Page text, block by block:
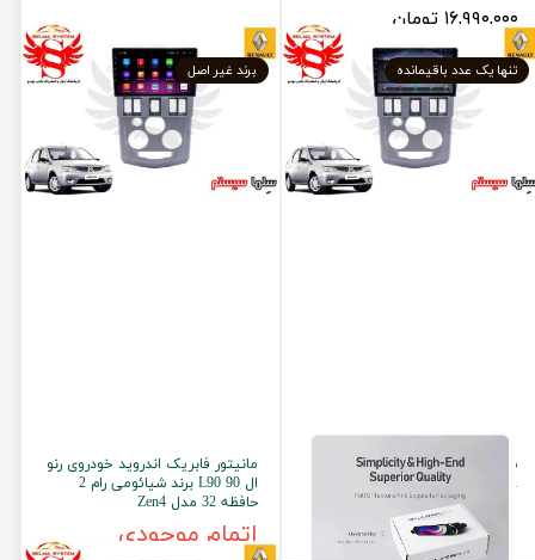
۱۶,۹۹۰,۰۰۰ تومان
مانیتور برند دایموند کلاسیک مدل
Diamond Classic C1
اتمام موجودی
تنها یک عدد باقیمانده
مانیتور فابریک اندروید خودروی رنو
ال 90 L90 برند شیائومی رام 2
حافظه 32 مدل Zen4
اتمام موجودی
برند غیر اصل